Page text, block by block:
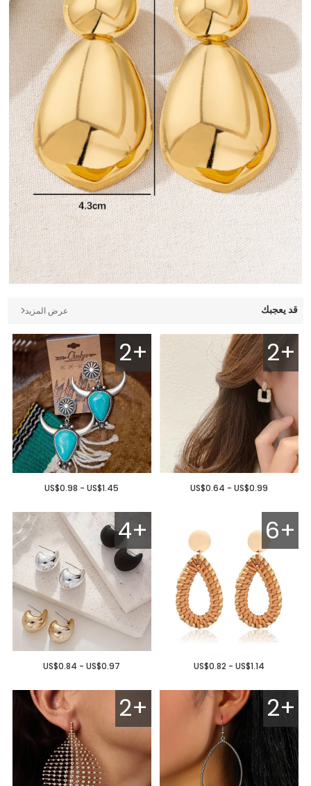
قد يعجبك عرض المزيد
2+
US$0.64 - US$0.99
2+
US$0.98 - US$1.45
6+
US$0.82 - US$1.14
4+
US$0.84 - US$0.97
2+
2+